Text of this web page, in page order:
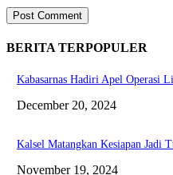
BERITA TERPOPULER
Kabasarnas Hadiri Apel Operasi
December 20, 2024
Kalsel Matangkan Kesiapan Jadi
November 19, 2024